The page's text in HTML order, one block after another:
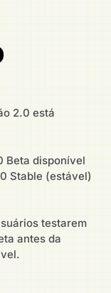
2.0 está
Beta disponível
Stable (estável)
testarem
antes da